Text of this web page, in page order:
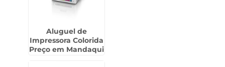
Aluguel de
Impressora Colorida
Preço em Mandaqui